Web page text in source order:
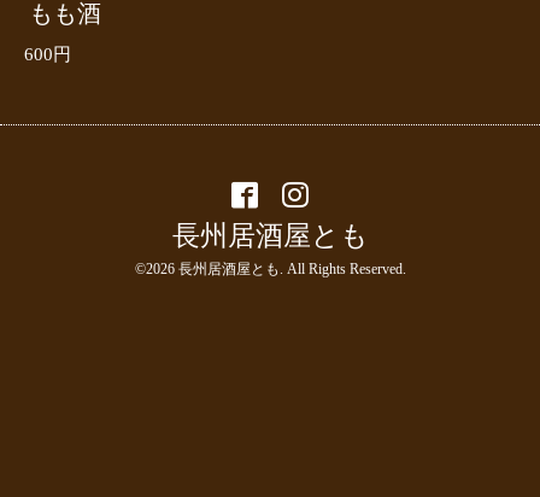
もも酒
600円
長州居酒屋とも
©2026 長州居酒屋とも . All Rights Reserved.